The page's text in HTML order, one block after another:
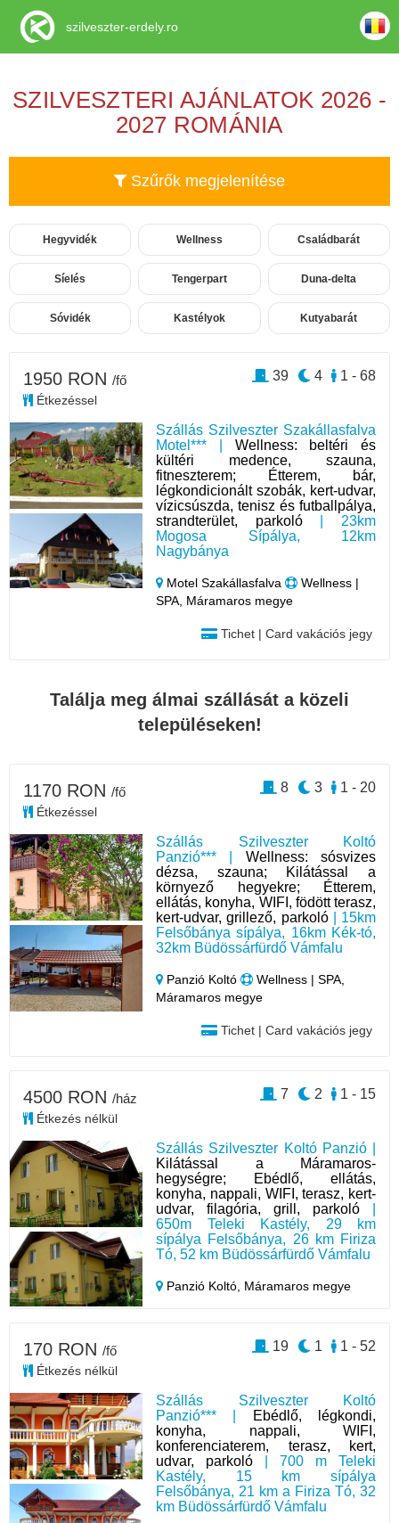
SZILVESZTERI AJÁNLATOK 2026 -
2027 ROMÁNIA
Szűrők megjelenítése
Hegyvidék Wellness Családbarát
Síelés Tengerpart Duna-delta
Sóvidék Kastélyok Kutyabarát
Szállás Szilveszter Szakállasfalva
Motel*** | Wellness: beltéri és
kültéri medence, szauna,
fitneszterem; Étterem, bár,
légkondicionált szobák, kert-udvar,
vízicsúszda, tenisz és futballpálya,
strandterület, parkoló| 23km
Mogosa Sípálya, 12km
Nagybánya
Motel Szakállasfalva
Wellness |
SPA, Máramaros megye
Tichet | Card vakációs jegy
1950 RON /fő
Étkezéssel
1 - 68
4
39
Találja meg álmai szállását a közeli
településeken!
Szállás Szilveszter Koltó
Panzió*** | Wellness: sósvizes
dézsa, szauna; Kilátással a
környező hegyekre; Étterem,
ellátás, konyha, WIFI, födött terasz,
kert-udvar, grillező, parkoló| 15km
Felsőbánya sípálya, 16km Kék-tó,
32km Büdössárfürdő Vámfalu
Panzió Koltó
Wellness | SPA,
Máramaros megye
Tichet | Card vakációs jegy
1170 RON /fő
Étkezéssel
1 - 20
3
8
Szállás Szilveszter Koltó Panzió |
Kilátással a Máramaros-
hegységre; Ebédlő, ellátás,
konyha, nappali, WIFI, terasz, kert-
udvar, filagória, grill, parkoló
650m Teleki Kastély, 29 km
sípálya Felsőbánya, 26 km Firiza
Tó, 52 km Büdössárfürdő Vámfalu
Panzió Koltó, Máramaros megye
4500 RON /ház
Étkezés nélkül
1 - 15
2
7
Szállás Szilveszter Koltó
Panzió*** |
Ebédlő, légkondi,
konyha, nappali, WIFI,
konferenciaterem, terasz, kert,
udvar, parkoló | 700 m Teleki
Kastély, 15 km sípálya
Felsőbánya, 21 km a Firiza Tó, 32
km Büdössárfürdő Vámfalu
170 RON /fő
Étkezés nélkül
1 - 52
1
19
szilveszter-erdely.ro